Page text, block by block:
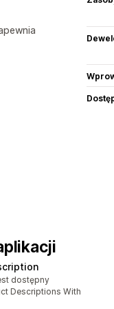
dostępny
Descriptions With